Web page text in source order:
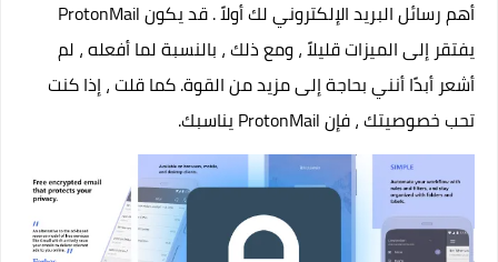
أهم رسائل البريد الإلكتروني لك أولاً . قد يكون ProtonMail
يفتقر إلى الميزات قليلاً ، ومع ذلك ، بالنسبة لما أفعله ، لم
أشعر أبدًا أنني بحاجة إلى مزيد من القوة. كما قلت ، إذا كنت
تحب خصوصيتك ، فإن ProtonMail يناسبك.